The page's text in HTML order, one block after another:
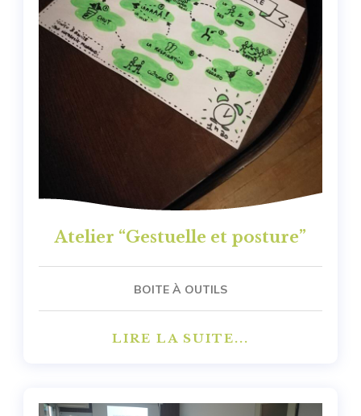
Atelier “Gestuelle et posture”
BOITE À OUTILS
LIRE LA SUITE...